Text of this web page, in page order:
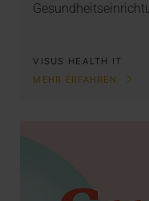
VISUS HEALTH IT
MEHR ERFAHREN